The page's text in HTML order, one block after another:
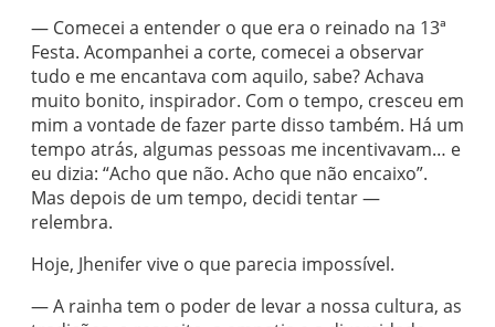
— Comecei a entender o que era o reinado na 13ª
Festa. Acompanhei a corte, comecei a observar
tudo e me encantava com aquilo, sabe? Achava
muito bonito, inspirador. Com o tempo, cresceu em
mim a vontade de fazer parte disso também. Há um
tempo atrás, algumas pessoas me incentivavam… e
eu dizia: “Acho que não. Acho que não encaixo”.
Mas depois de um tempo, decidi tentar —
relembra.
Hoje, Jhenifer vive o que parecia impossível.
— A rainha tem o poder de levar a nossa cultura, as